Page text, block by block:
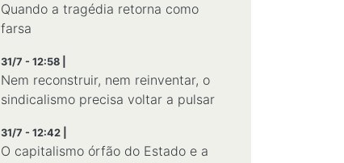
Quando a tragédia retorna como
farsa
31/7 - 12:58 |
Nem reconstruir, nem reinventar, o
sindicalismo precisa voltar a pulsar
31/7 - 12:42 |
O capitalismo órfão do Estado e a